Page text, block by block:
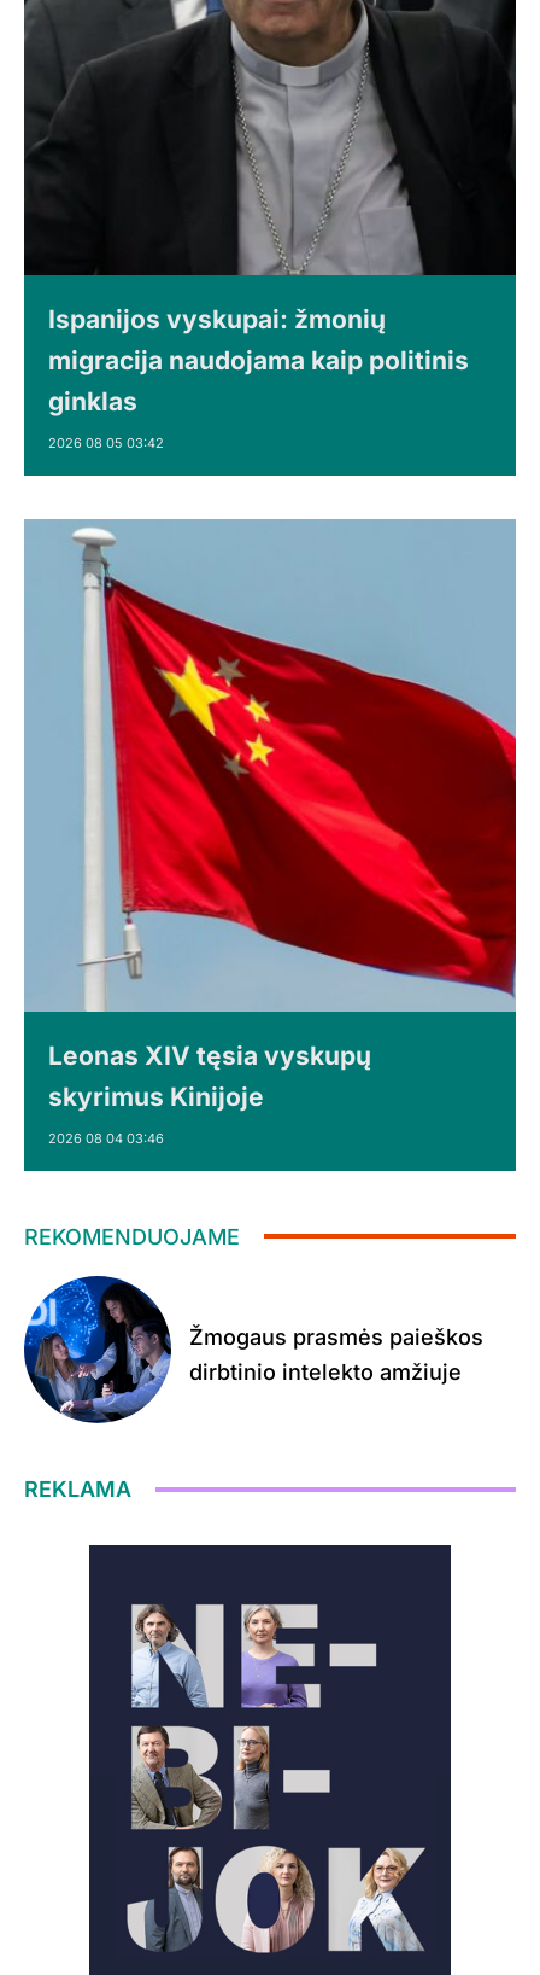
Ispanijos vyskupai: žmonių
migracija naudojama kaip politinis
ginklas
2026 08 05 03:42
Leonas XIV tęsia vyskupų
skyrimus Kinijoje
2026 08 04 03:46
REKOMENDUOJAME
Žmogaus prasmės paieškos
dirbtinio intelekto amžiuje
REKLAMA